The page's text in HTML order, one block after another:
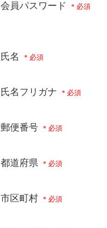
会員パスワード
氏名
氏名フリガナ
郵便番号
都道府県
市区町村